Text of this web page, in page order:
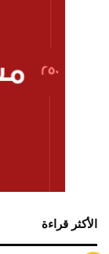
الأكثر قراءة